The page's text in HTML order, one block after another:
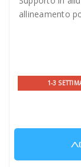
allineamento
1-3